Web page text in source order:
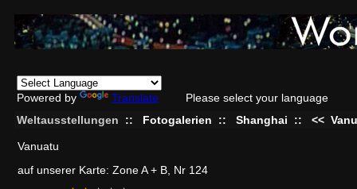
Powered by Translate
Please select your language
Weltausstellungen
:: Fotogalerien :: Shanghai :: <<
Vanuatu
auf unserer Karte: Zone A + B, Nr 124